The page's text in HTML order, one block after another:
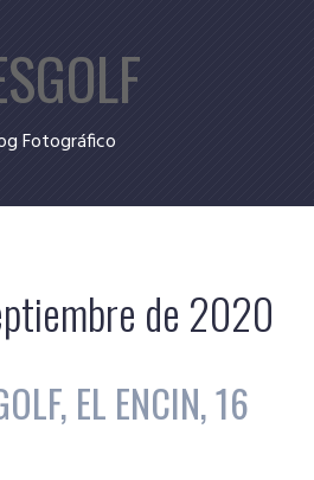
Fotográfico
de 2020
EL ENCIN, 16